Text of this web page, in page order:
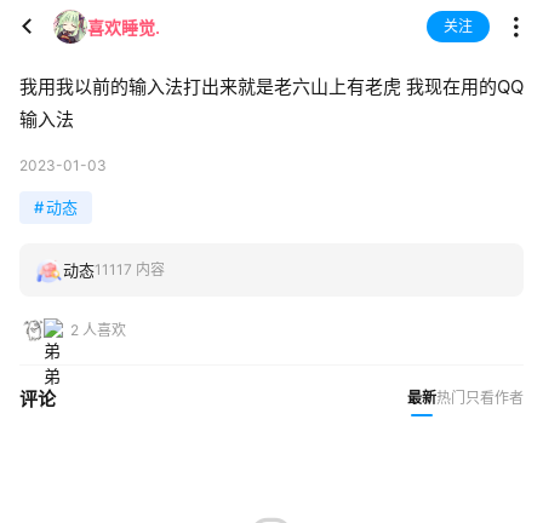
喜欢睡觉. 关注
我用我以前的输入法打出来就是老六山上有老虎 我现在用的QQ
输入法
2023-01-03
#动态
动态11117 内容
2 人喜欢
评论 最新热门 只看作者